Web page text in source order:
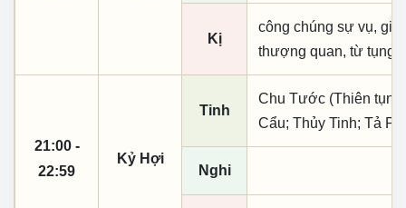
Kị
công chúng sự vụ, giá
thượng quan, từ tụng
21:00 -
22:59
Kỷ Hợi
Tinh
Chu Tước (Thiên
Cẩu; Thủy Tinh; Tả
Nghi